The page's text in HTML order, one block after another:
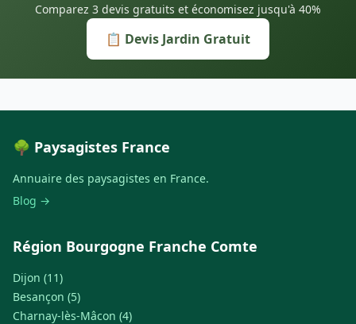
Comparez 3 devis gratuits et économisez jusqu'à 40%
📋 Devis Jardin Gratuit
🌳 Paysagistes France
Annuaire des paysagistes en France.
Blog →
Région Bourgogne Franche Comte
Dijon (11)
Besançon (5)
Charnay-lès-Mâcon (4)